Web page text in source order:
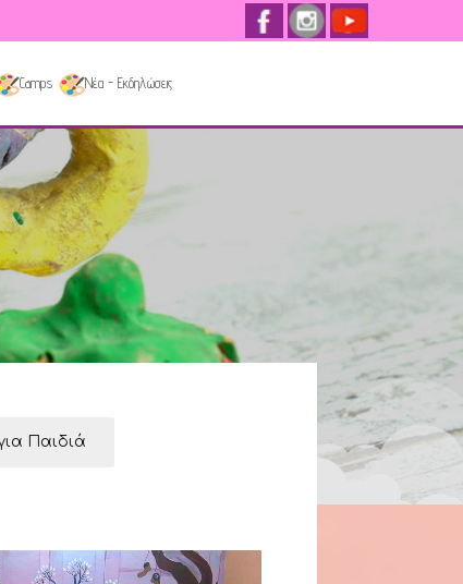
Camps Νέα - Εκδηλώσεις
Παιδιά